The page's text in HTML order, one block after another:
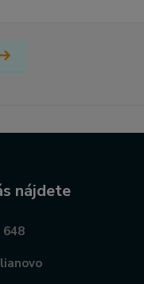
nájdete
648